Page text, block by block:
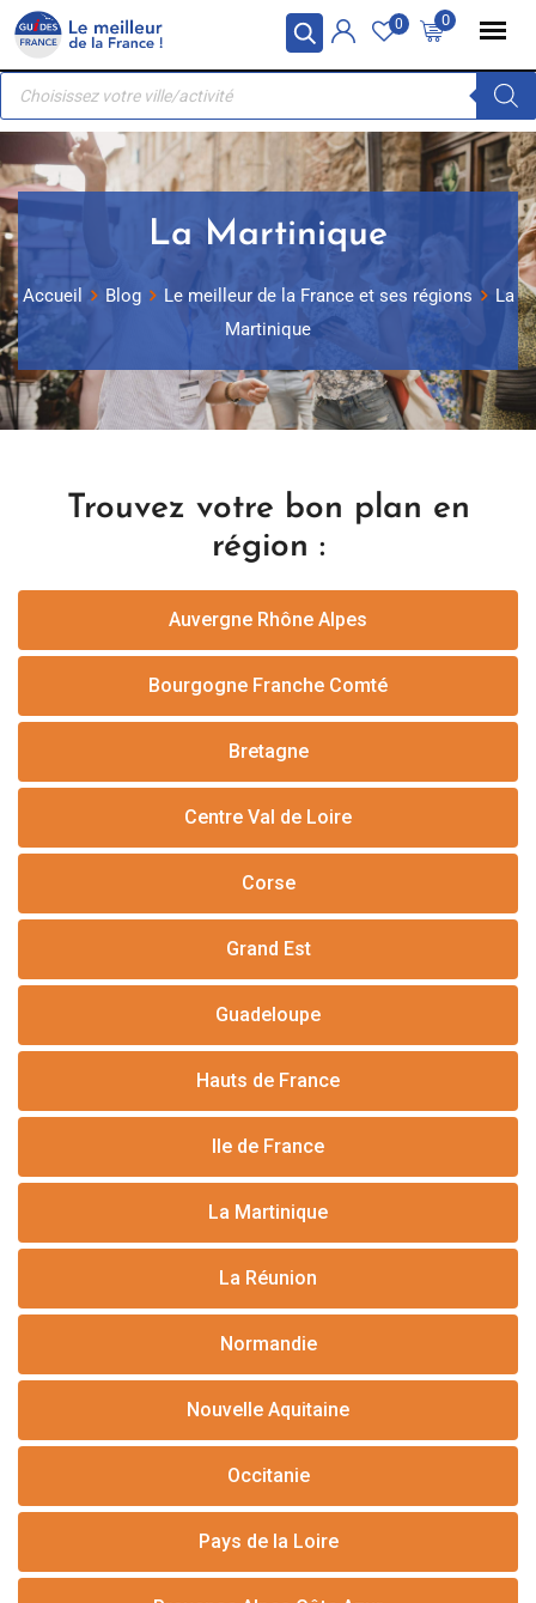
Panneau de gestion des cookies
Skip
content
0
0
Recherche
produits
La Martinique
Accueil Blog Le meilleur de la France et ses régions
La
Martinique
Trouvez votre bon plan en
région :
Auvergne Rhône Alpes
Bourgogne Franche Comté
Bretagne
Centre Val de Loire
Corse
Grand Est
Guadeloupe
Hauts de France
Ile de France
La Martinique
La Réunion
Normandie
Nouvelle Aquitaine
Occitanie
Pays de la Loire